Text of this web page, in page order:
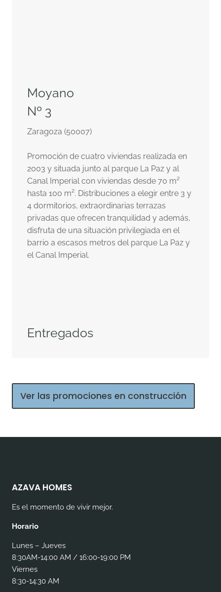
Moyano
Nº 3
Zaragoza (50007)
Promoción de cuatro viviendas realizada en
2003 y situada junto al parque La Paz y al
Canal Imperial con viviendas desde 70 m²
hasta 100 m². Distribuciones a elegir entre 3 y
4 dormitorios, extraordinarias terrazas
privadas que ofrecen tranquilidad y además,
disfruta de una situación privilegiada en el
barrio a escasos metros del parque La Paz y
el Canal Imperial.
Entregados
Ver las promociones en construcción
AZAVA HOMES
Es el momento de vivir mejor.
Horario
Lunes – Jueves
8:30AM-14:00 AM / 16:00-19:00 PM
Viernes
8:30-14:30 AM